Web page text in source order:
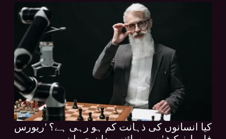
کیا انسانوں کی ذہانت کم ہو رہی ہے؟ 'ریورس